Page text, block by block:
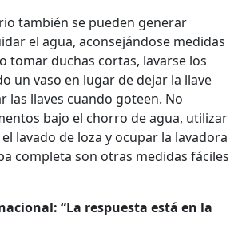
también se pueden generar
el agua, aconsejándose medidas
tomar duchas cortas, lavarse los
un vaso en lugar de dejar la llave
las llaves cuando goteen. No
bajo el chorro de agua, utilizar
lavado de loza y ocupar la lavadora
completa son otras medidas fáciles
“La respuesta está en la